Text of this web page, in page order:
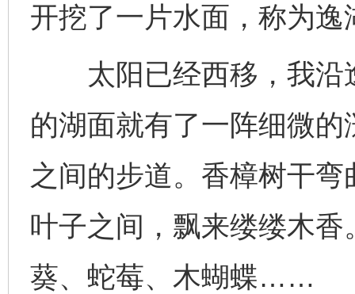
开挖了一片水面，称为逸
太阳已经西移，我沿
的湖面就有了一阵细微
之间的步道。香樟树干
叶子之间，飘来缕缕木
葵、蛇莓、木蝴蝶……